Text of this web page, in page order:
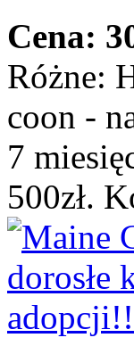
Cena:
Różne:
coon -
7
500zł.